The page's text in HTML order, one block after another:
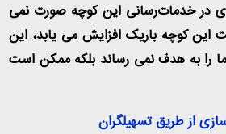
در خدمات‌رسانی این کوچه صورت نمی
این کوچه باریک افزایش می یابد، این
ما را به هدف نمی رساند بلکه ممکن است
از طریق تسهیلگران